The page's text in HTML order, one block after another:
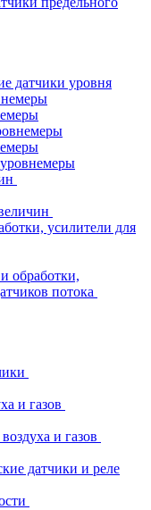
датчики уровня
уровнемеры
усилители для
обработки,
потока
и газов
и газов
датчики и реле